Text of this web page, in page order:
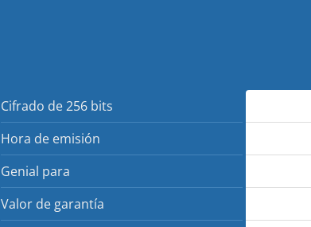
Cifrado de 256 bits
Hora de emisión
Genial para
Valor de garantía